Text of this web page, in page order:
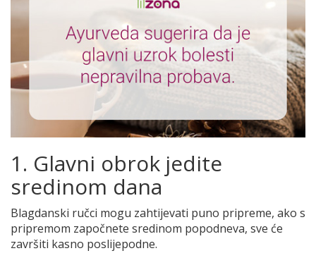
1. Glavni obrok jedite
sredinom dana
Blagdanski ručci mogu zahtijevati puno pripreme, ako s
pripremom započnete sredinom popodneva, sve će
završiti kasno poslijepodne.